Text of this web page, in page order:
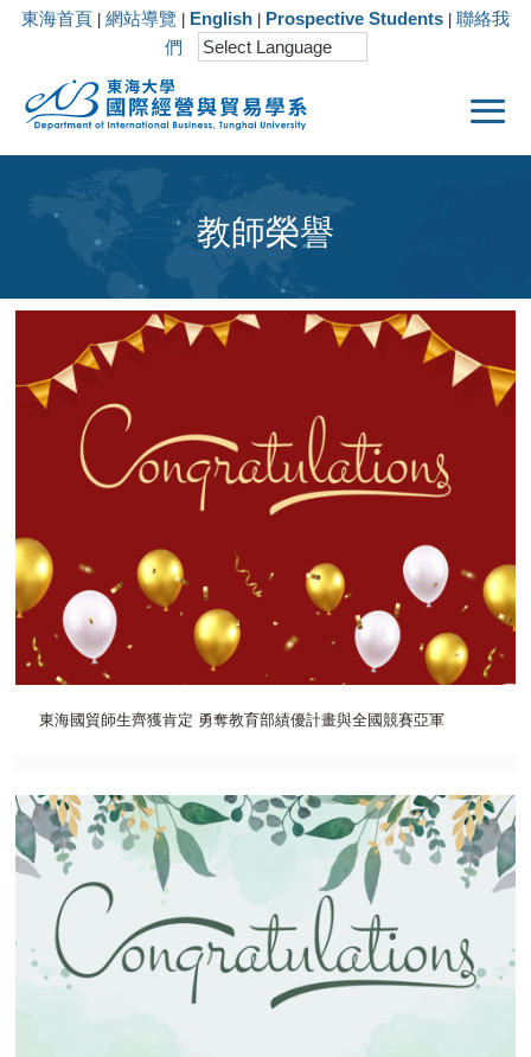
東海首頁 網站導覽 English Prospective Students
聯絡我
們
教師榮譽
東海國貿師生齊獲肯定 勇奪教育部績優計畫與全國競賽亞軍